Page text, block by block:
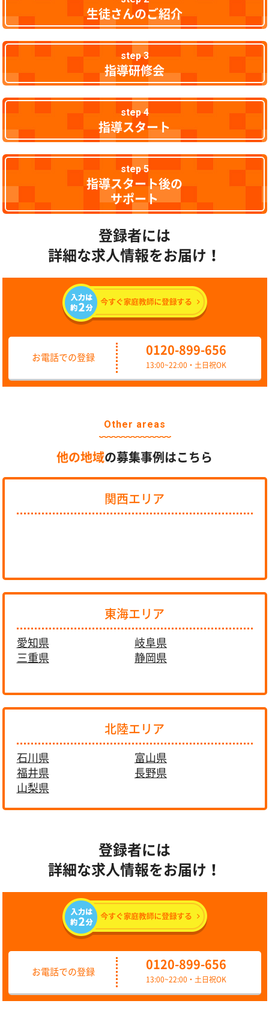
生徒さんのご紹介
step 3
指導研修会
step 4
指導スタート
step 5
指導スタート後の
サポート
登録者には
詳細な求人情報をお届け！
お電話での登録
0120-899-656
13:00~22:00・土日祝OK
Other areas
他の地域の募集事例はこちら
関西エリア
東海エリア
愛知県
岐阜県
三重県
静岡県
北陸エリア
石川県
富山県
福井県
長野県
山梨県
登録者には
詳細な求人情報をお届け！
お電話での登録
0120-899-656
13:00~22:00・土日祝OK